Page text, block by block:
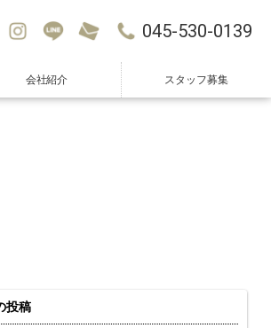
045-530-0139
会社紹介 スタッフ募集
投稿